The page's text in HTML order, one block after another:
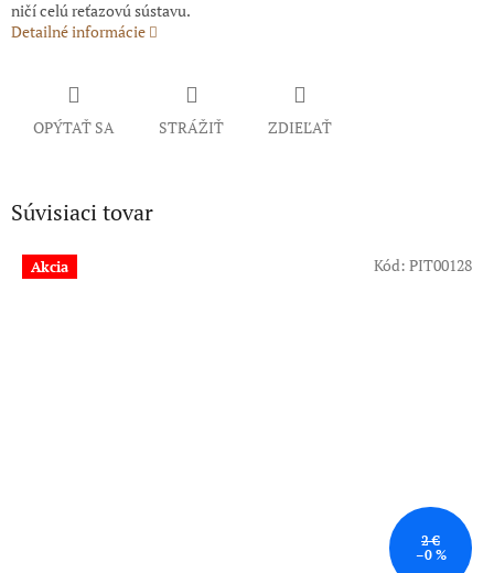
ničí celú reťazovú sústavu.
Detailné informácie
OPÝTAŤ SA STRÁŽIŤ ZDIEĽAŤ
Súvisiaci tovar
Akcia
2 €
–0 %
Kód: PIT00128